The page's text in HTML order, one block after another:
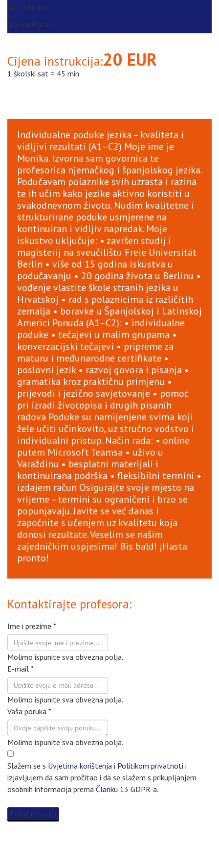
Njemački jezik
Španjolski jezik
Cijena instrukcija:20 EUR
1 školski sat = 45 min
Individualne poduke jezika – kvaliteta i
vidljivi rezultati (A1–C2) Moje ime je
Monika. Izvorna sam govornica te
profesorica njemačkog i španjolskog jezika.
Podučavam polaznike svih uzrasta i razina
te ih učim kako jezike aktivno koristiti u
svakodnevnom životu. Nudim kvalitetne i
strukturirane poduke usmjerene na
kontinuiran i vidljiv napredak. Moje
iskustvo uključuje: • završen studij i
magisterij na sveučilištu Freie Universität
Berlin • više od 15 godina iskustva u
podučavanju • 20 godina života u Berlinu •
vođenje vlastite škole stranih jezika u
Hrvatskoj • rad s polaznicima iz različitih
zemalja • boravke u Španjolskoj i Latinskoj
Americi Ponuda (A1–C2): • individualne
poduke • tečajevi u malim grupama •
konverzacijski tečajevi • pripreme za
maturu i međunarodne certifikate •
poslovni jezik • razvoj govora i pisanja •
gramatika kroz praktičnu primjenu •
prijevodi i jezično savjetovanje • pomoć
pri izradi životopisa i drugih pisanih
radova Poduke su namijenjene svima koji
žele učiti učinkovito, uz stručno vodstvo i
individualni pristup. Način rada: • online
putem Microsoft Teamsa • uživo u
Varaždinu • besplatni materijali i
kontinuirana podrška • fleksibilni termini •
izdajem račun Osigurajte svoje mjesto na
vrijeme – termini su ograničeni i brzo se
popunjavaju. Javite se već danas i
započnite s učenjem uz kvalitetu koja
donosi rezultate. Veselim se našim
zajedničkim uspjesima! Bis bald! ¡Hasta
pronto!
Kontaktirajte profesora:
Ime i prezime *
Molimo ispunite sva obvezna polja.
E-mail *
Molimo ispunite sva obvezna polja.
Vaša poruka *
Molimo ispunite sva obvezna polja.
Slažem se s Uvjetima korištenja i Politikom privatnoti i
izjavljujem da sam pročitao i da se slažem s prikupljanjem
osobnih informacija prema Članku 13 GDPR-a.
Pošalji poruku